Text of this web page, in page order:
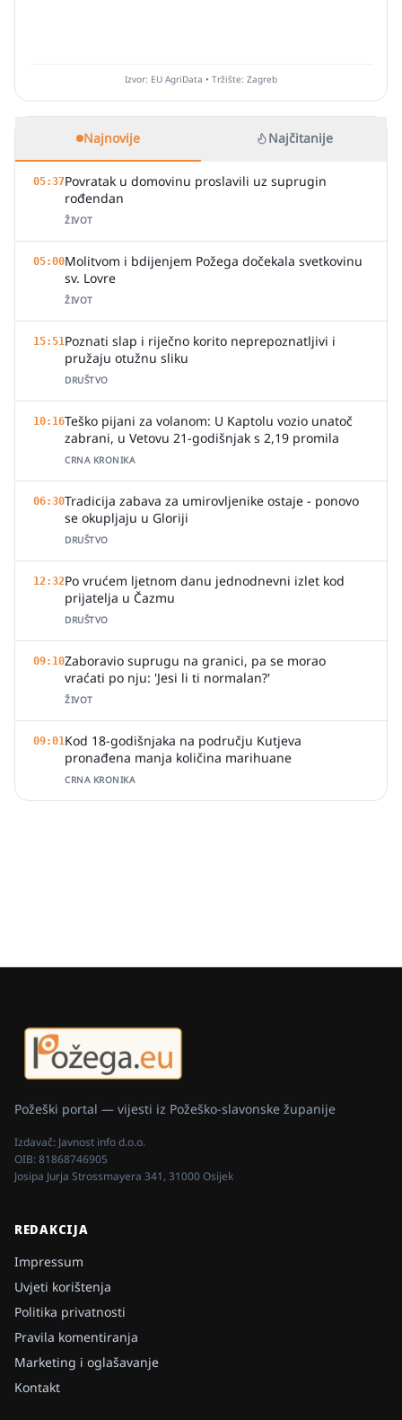
Izvor: EU AgriData • Tržište: Zagreb
Najnovije Najčitanije
05:37Povratak u domovinu proslavili uz suprugin
rođendan
ŽIVOT
05:00Molitvom i bdijenjem Požega dočekala svetkovinu
sv. Lovre
ŽIVOT
15:51Poznati slap i riječno korito neprepoznatljivi i
pružaju otužnu sliku
DRUŠTVO
10:16Teško pijani za volanom: U Kaptolu vozio unatoč
zabrani, u Vetovu 21-godišnjak s 2,19 promila
CRNA KRONIKA
06:30Tradicija zabava za umirovljenike ostaje - ponovo
se okupljaju u Gloriji
DRUŠTVO
12:32Po vrućem ljetnom danu jednodnevni izlet kod
prijatelja u Čazmu
DRUŠTVO
09:10Zaboravio suprugu na granici, pa se morao
vraćati po nju: 'Jesi li ti normalan?'
ŽIVOT
09:01Kod 18-godišnjaka na području Kutjeva
pronađena manja količina marihuane
CRNA KRONIKA
Požeški portal — vijesti iz Požeško-slavonske županije
Izdavač: Javnost info d.o.o.
OIB:81868746905
Josipa Jurja Strossmayera 341, 31000 Osijek
REDAKCIJA
Impressum
Uvjeti korištenja
Politika privatnosti
Pravila komentiranja
Marketing i oglašavanje
Kontakt